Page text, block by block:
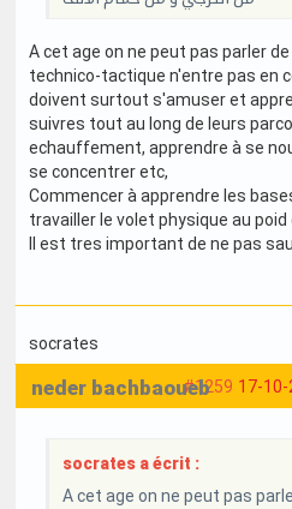
A cet age on ne peut pas parler
technico-tactique n'entre pas en
doivent surtout s'amuser et
suivres tout au long de leurs
echauffement, apprendre à se
se concentrer etc,
Commencer à apprendre les
travailler le volet physique au poid
Il est tres important de ne pas
socrates
#1259 17-10-
neder bachbaoueb
socrates a écrit :
A cet age on ne peut pas